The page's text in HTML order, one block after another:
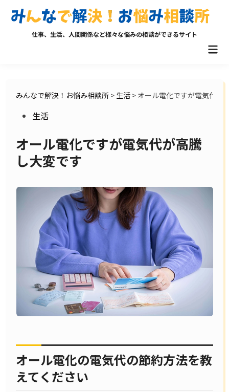
仕事、生活、人間関係など様々な悩みの相談ができるサイト
みんなで解決！お悩み相談所 > 生活 > オール電化ですが電気代が
Posted
生活
オール電化ですが電気代が高騰
し大変です
オール電化の電気代の節約方法を教
えてください